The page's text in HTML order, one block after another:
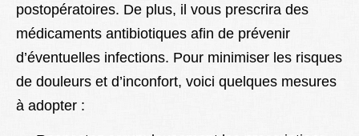
postopératoires. De plus, il vous prescrira des
médicaments antibiotiques afin de prévenir
d’éventuelles infections. Pour minimiser les risques
de douleurs et d’inconfort, voici quelques mesures
à adopter :